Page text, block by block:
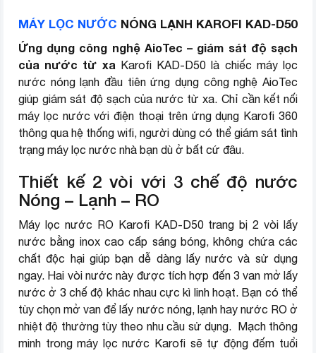
MÁY LỌC NƯỚC NÓNG LẠNH KAROFI KAD-D50
Ứng dụng công nghệ AioTec – giám sát độ sạch
của nước từ xa Karofi KAD-D50 là chiếc máy lọc
nước nóng lạnh đầu tiên ứng dụng công nghệ AioTec
giúp giám sát độ sạch của nước từ xa. Chỉ cần kết nối
máy lọc nước với điện thoại trên ứng dụng Karofi 360
thông qua hệ thống wifi, người dùng có thể giám sát tình
trạng máy lọc nước nhà bạn dù ở bất cứ đâu.
Thiết kế 2 vòi với 3 chế độ nước
Nóng – Lạnh – RO
Máy lọc nước RO Karofi KAD-D50 trang bị 2 vòi lấy
nước bằng inox cao cấp sáng bóng, không chứa các
chất độc hại giúp bạn dễ dàng lấy nước và sử dụng
ngay. Hai vòi nước này được tích hợp đến 3 van mở lấy
nước ở 3 chế độ khác nhau cực kì linh hoạt. Bạn có thể
tùy chọn mở van để lấy nước nóng, lạnh hay nước RO ở
nhiệt độ thường tùy theo nhu cầu sử dụng. Mạch thông
minh trong máy lọc nước Karofi sẽ tự động đếm tuổi